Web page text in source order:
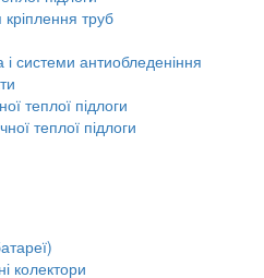
кріплення труб
і системи антиобледеніння
теплої підлоги
теплої підлоги
колектори